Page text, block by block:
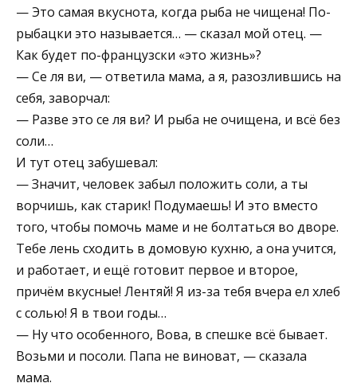
— Это самая вкуснота, когда рыба не чищена! По-
рыбацки это называется… — сказал мой отец. —
Как будет по-французски «это жизнь»?
— Се ля ви, — ответила мама, а я, разозлившись на
себя, заворчал:
— Разве это се ля ви? И рыба не очищена, и всё без
соли…
И тут отец забушевал:
— Значит, человек забыл положить соли, а ты
ворчишь, как старик! Подумаешь! И это вместо
того, чтобы помочь маме и не болтаться во дворе.
Тебе лень сходить в домовую кухню, а она учится,
и работает, и ещё готовит первое и второе,
причём вкусные! Лентяй! Я из-за тебя вчера ел хлеб
с солью! Я в твои годы…
— Ну что особенного, Вова, в спешке всё бывает.
Возьми и посоли. Папа не виноват, — сказала
мама.